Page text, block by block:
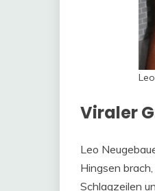
Viraler
Leo
Hingsen
Schlagzeilen